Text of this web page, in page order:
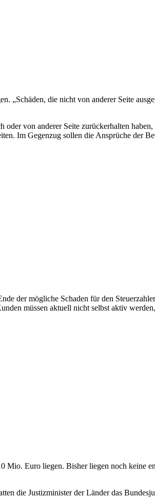
„Schäden, die nicht von anderer Seite
von anderer Seite zurückerhalten
Im Gegenzug sollen die Ansprüche der
der mögliche Schaden für den
müssen aktuell nicht selbst aktiv
Mio. Euro liegen. Bisher liegen noch keine
die Justizminister der Länder das